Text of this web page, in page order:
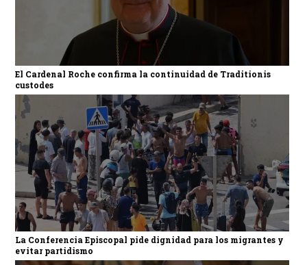
El Cardenal Roche confirma la continuidad de Traditionis
custodes
La Conferencia Episcopal pide dignidad para los migrantes y
evitar partidismo